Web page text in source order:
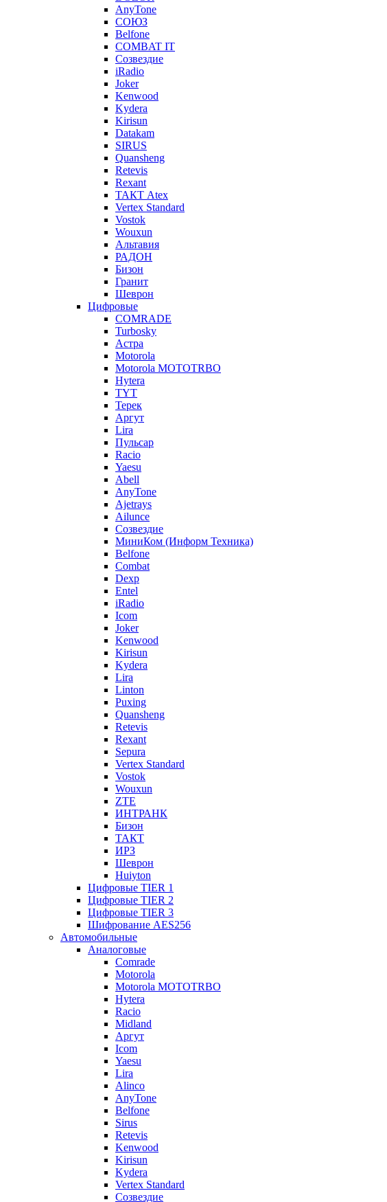
AnyTone
СОЮЗ
Belfone
COMBAT IT
Созвездие
iRadio
Joker
Kenwood
Kydera
Kirisun
Datakam
SIRUS
Quansheng
Retevis
Rexant
ТАКТ Atex
Vertex Standard
Vostok
Wouxun
Альтавия
РАДОН
Бизон
Гранит
Шеврон
Цифровые
COMRADE
Turbosky
Астра
Motorola
Motorola MOTOTRBO
Hytera
TYT
Терек
Аргут
Lira
Пульсар
Racio
Yaesu
Abell
AnyTone
Ajetrays
Ailunce
Созвездие
МиниКом (Информ Техника)
Belfone
Combat
Dexp
Entel
iRadio
Icom
Joker
Kenwood
Kirisun
Kydera
Lira
Linton
Puxing
Quansheng
Retevis
Rexant
Sepura
Vertex Standard
Vostok
Wouxun
ZTE
ИНТРАНК
Бизон
ТАКТ
ИРЗ
Шеврон
Huiyton
Цифровые TIER 1
Цифровые TIER 2
Цифровые TIER 3
Шифрование AES256
Автомобильные
Аналоговые
Comrade
Motorola
Motorola MOTOTRBO
Hytera
Racio
Midland
Аргут
Icom
Yaesu
Lira
Alinco
AnyTone
Belfone
Sirus
Retevis
Kenwood
Kirisun
Kydera
Vertex Standard
Созвездие